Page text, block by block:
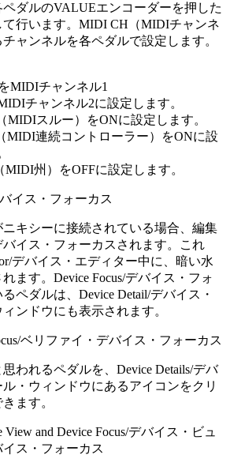
ダルのVALUEエンコーダーを押した
て行います。MIDI CH（MIDIチャンネ
ャンネルを各ペダルで設定します。
MIDIチャンネル1
チャンネル2に設定します。
MIDIスルー）をONに設定します。
MIDI連続コントローラー）をONに設
MIDI州）をOFFに設定します。
イス・フォーカス
キシーに接続されている場合、編集
イス・フォーカスされます。これ
デバイス・エディター中に、暗い水
ます。Device Focus/デバイス・フォ
ペダルは、Device Detail/デバイス・
ンドウにも表示されます。
ベリファイ・デバイス・フォーカス
われるペダルを、Device Details/デバ
・ウィンドウにあるアイコンをクリ
ます。
View and Device Focus/デバイス・ビュ
ス・フォーカス